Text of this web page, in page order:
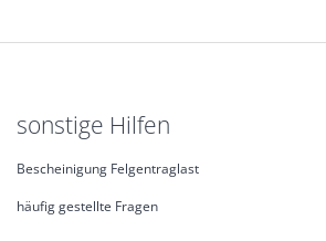
sonstige Hilfen
Bescheinigung Felgentraglast
häufig gestellte Fragen